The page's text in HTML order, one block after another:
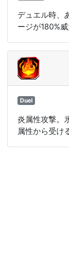
デュエル時、
ージが180%
Duel
炎属性攻撃。
属性から受け